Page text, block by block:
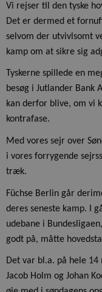
Vi rejser til den tyske
Det er dermed et
selvom der utvivlsomt
kamp om at sikre sig
Tyskerne spillede en
besøg i Jutlander Bank
kan derfor blive, om vi
kontrafase.
Med vores sejr over
i vores forrygende
træk.
Füchse Berlin går
deres seneste kamp. I
udebane i
godt på, måtte
Det var bl.a. på hele
Jacob Holm og Johan